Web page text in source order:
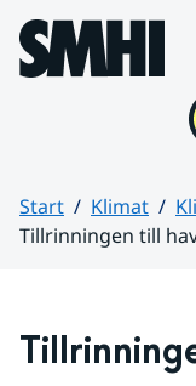
Hoppa till sidans
Start Klimat
Tillrinningen till